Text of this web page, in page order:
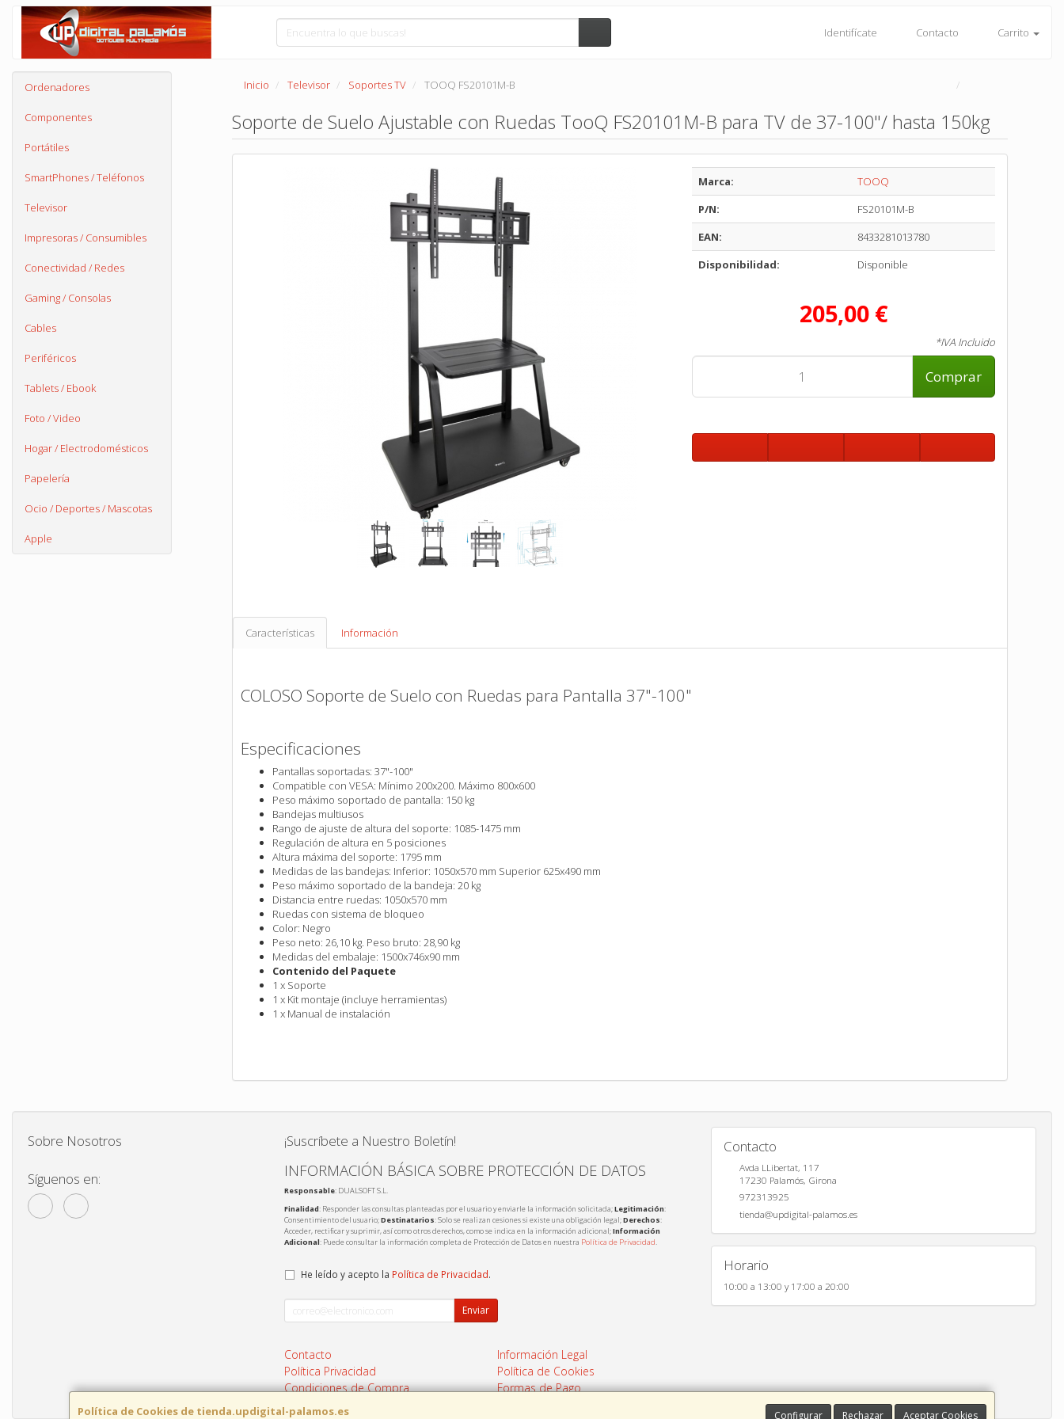
Identifícate Contacto Carrito
Ordenadores
Componentes
Portátiles
SmartPhones / Teléfonos
Televisor
Impresoras / Consumibles
Conectividad / Redes
Gaming / Consolas
Cables
Periféricos
Tablets / Ebook
Foto / Video
Hogar / Electrodomésticos
Papelería
Ocio / Deportes / Mascotas
Apple
Inicio Televisor Soportes TV TOOQ FS20101M-B
Soporte de Suelo Ajustable con Ruedas TooQ FS20101M-B para TV de 37-100"/ hasta 150kg
Marca:
TOOQ
P/N:
FS20101M-B
EAN:
8433281013780
Disponibilidad:
Disponible
205,00 €
*IVA Incluido
Comprar
Características Información
COLOSO Soporte de Suelo con Ruedas para Pantalla 37"-100"
Especificaciones
Pantallas soportadas: 37"-100"
Compatible con VESA: Mínimo 200x200. Máximo 800x600
Peso máximo soportado de pantalla: 150 kg
Bandejas multiusos
Rango de ajuste de altura del soporte: 1085-1475 mm
Regulación de altura en 5 posiciones
Altura máxima del soporte: 1795 mm
Medidas de las bandejas: Inferior: 1050x570 mm Superior 625x490 mm
Peso máximo soportado de la bandeja: 20 kg
Distancia entre ruedas: 1050x570 mm
Ruedas con sistema de bloqueo
Color: Negro
Peso neto: 26,10 kg. Peso bruto: 28,90 kg
Medidas del embalaje: 1500x746x90 mm
Contenido del Paquete
1 x Soporte
1 x Kit montaje (incluye herramientas)
1 x Manual de instalación
Política de Cookies de tienda.updigital-palamos.es Configurar Rechazar Aceptar Cookies
Sobre Nosotros
Síguenos en:
¡Suscríbete a Nuestro Boletín!
INFORMACIÓN BÁSICA SOBRE PROTECCIÓN DE DATOS
Responsable: DUALSOFT S.L.
Finalidad: Responder las consultas planteadas por el usuario y enviarle la información solicitada;Legitimación:
Consentimiento del usuario;Destinatarios: Solo se realizan cesiones si existe una obligación legal;Derechos:
Acceder, rectificar y suprimir, así como otros derechos, como se indica en la información adicional;Información
Adicional: Puede consultar la información completa de Protección de Datos en nuestra Política de Privacidad.
He leído y acepto la Política de Privacidad.
Enviar
Contacto
Información Legal
Política Privacidad
Política de Cookies
Condiciones de Compra
Formas de Pago
Contacto
Avda LLibertat, 117
17230 Palamós, Girona
972313925
tienda@updigital-palamos.es
Horario
10:00 a 13:00 y 17:00 a 20:00